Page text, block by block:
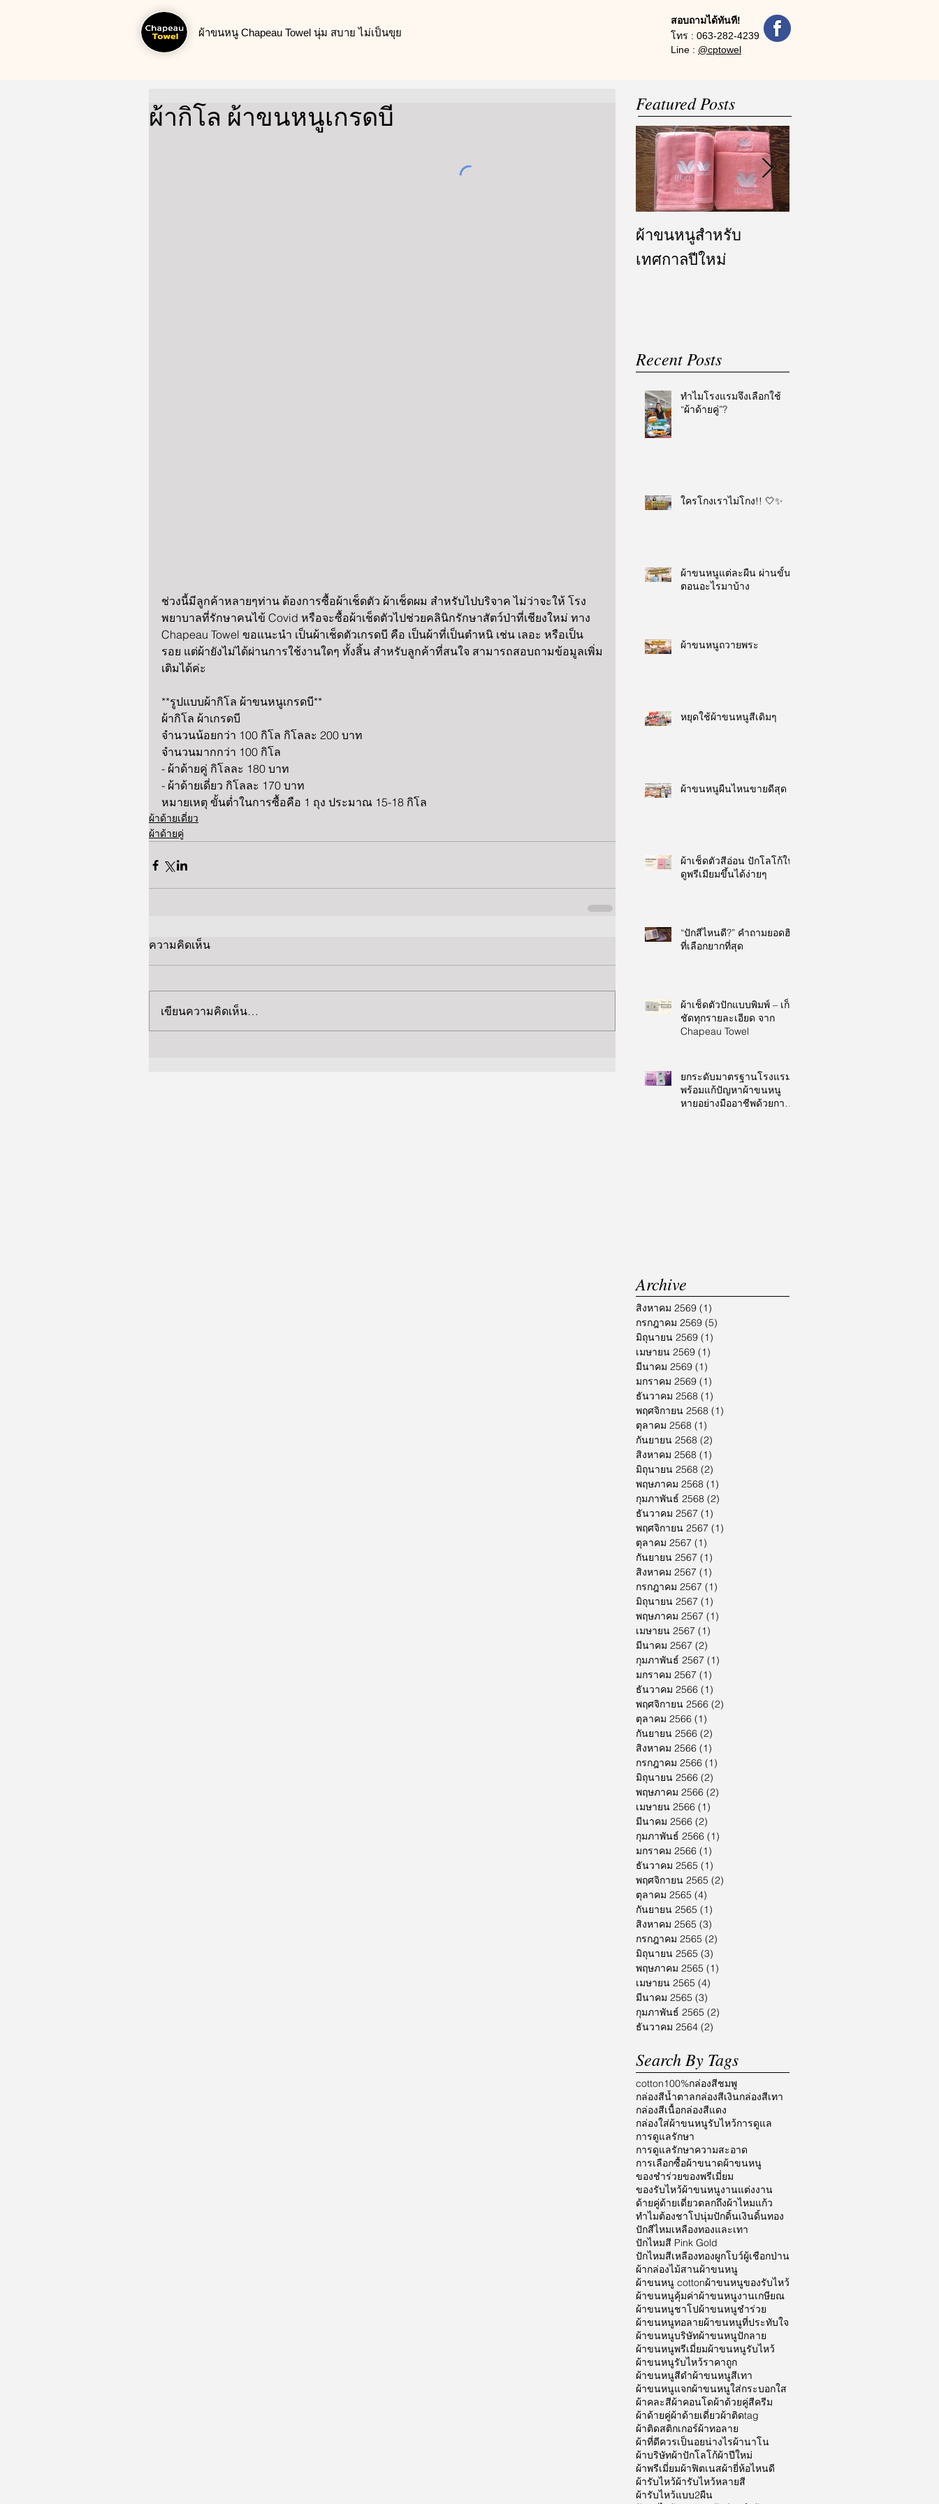
ผ้าขนหนู Chapeau Towel นุ่ม สบาย ไม่เป็นขุย
สอบถามได้ทันที!
โทร : 063-282-4239
Line : @cptowel
ผ้ากิโล ผ้าขนหนูเกรดบี
ช่วงนี้มีลูกค้าหลายๆท่าน ต้องการซื้อผ้าเช็ดตัว ผ้าเช็ดผม สำหรับไปบริจาค ไม่ว่าจะให้ โรง
พยาบาลที่รักษาคนไข้ Covid หรือจะซื้อผ้าเช็ดตัวไปช่วยคลินิกรักษาสัตว์ป่าที่เชียงใหม่ ทาง
Chapeau Towel ขอแนะนำ เป็นผ้าเช็ดตัวเกรดบี คือ เป็นผ้าที่เป็นตำหนิ เช่น เลอะ หรือเป็น
รอย แต่ผ้ายังไม่ได้ผ่านการใช้งานใดๆ ทั้งสิ้น สำหรับลูกค้าที่สนใจ สามารถสอบถามข้อมูลเพิ่ม
เติมได้ค่ะ
**รูปแบบผ้ากิโล ผ้าขนหนูเกรดบี**
ผ้ากิโล ผ้าเกรดบี
จำนวนน้อยกว่า 100 กิโล กิโลละ 200 บาท
จำนวนมากกว่า 100 กิโล
- ผ้าด้ายคู่ กิโลละ 180 บาท
- ผ้าด้ายเดี่ยว กิโลละ 170 บาท
หมายเหตุ ขั้นต่ำในการซื้อคือ 1 ถุง ประมาณ 15-18 กิโล
ผ้าด้ายเดี่ยว
ผ้าด้ายคู่
ความคิดเห็น
เขียนความคิดเห็น…
Featured Posts
ผ้าขนหนูสำหรับ
เทศกาลปีใหม่
Recent Posts
ทำไมโรงแรมจึงเลือกใช้
“ผ้าด้ายคู่”?
ใครโกงเราไม่โกง!! 🤍✨
ผ้าขนหนูแต่ละผืน ผ่านขั้น
ตอนอะไรมาบ้าง
ผ้าขนหนูถวายพระ
หยุดใช้ผ้าขนหนูสีเดิมๆ
ผ้าขนหนูผืนไหนขายดีสุด
ผ้าเช็ดตัวสีอ่อน ปักโลโก้ให้
ดูพรีเมียมขึ้นได้ง่ายๆ
“ปักสีไหนดี?” คำถามยอดฮิต
ที่เลือกยากที่สุด
ผ้าเช็ดตัวปักแบบพิมพ์ – เก็บ
ชัดทุกรายละเอียด จาก
Chapeau Towel
ยกระดับมาตรฐานโรงแรม
พร้อมแก้ปัญหาผ้าขนหนู
หายอย่างมืออาชีพด้วยการ
Archive
สิงหาคม 2569 (1)
กรกฎาคม 2569 (5)
มิถุนายน 2569 (1)
เมษายน 2569 (1)
มีนาคม 2569 (1)
มกราคม 2569 (1)
ธันวาคม 2568 (1)
พฤศจิกายน 2568 (1)
ตุลาคม 2568 (1)
กันยายน 2568 (2)
สิงหาคม 2568 (1)
มิถุนายน 2568 (2)
พฤษภาคม 2568 (1)
กุมภาพันธ์ 2568 (2)
ธันวาคม 2567 (1)
พฤศจิกายน 2567 (1)
ตุลาคม 2567 (1)
กันยายน 2567 (1)
สิงหาคม 2567 (1)
กรกฎาคม 2567 (1)
มิถุนายน 2567 (1)
พฤษภาคม 2567 (1)
เมษายน 2567 (1)
มีนาคม 2567 (2)
กุมภาพันธ์ 2567 (1)
มกราคม 2567 (1)
ธันวาคม 2566 (1)
พฤศจิกายน 2566 (2)
ตุลาคม 2566 (1)
กันยายน 2566 (2)
สิงหาคม 2566 (1)
กรกฎาคม 2566 (1)
มิถุนายน 2566 (2)
พฤษภาคม 2566 (2)
เมษายน 2566 (1)
มีนาคม 2566 (2)
กุมภาพันธ์ 2566 (1)
มกราคม 2566 (1)
ธันวาคม 2565 (1)
พฤศจิกายน 2565 (2)
ตุลาคม 2565 (4)
กันยายน 2565 (1)
สิงหาคม 2565 (3)
กรกฎาคม 2565 (2)
มิถุนายน 2565 (3)
พฤษภาคม 2565 (1)
เมษายน 2565 (4)
มีนาคม 2565 (3)
กุมภาพันธ์ 2565 (2)
ธันวาคม 2564 (2)
Search By Tags
cotton100%กล่องสีชมพู
กล่องสีน้ำตาลกล่องสีเงินกล่องสีเทา
กล่องสีเนื้อกล่องสีแดง
กล่องใส่ผ้าขนหนูรับไหว้การดูแล
การดูแลรักษา
การดูแลรักษาความสะอาด
การเลือกซื้อผ้าขนาดผ้าขนหนู
ของชำร่วยของพรีเมี่ยม
ของรับไหว้ผ้าขนหนูงานแต่งงาน
ด้ายคู่ด้ายเดี่ยวตลกถึงผ้าไหมแก้ว
ทำไมต้องชาโปนุ่มปักดิ้นเงินดิ้นทอง
ปักสีไหมเหลืองทองและเทา
ปักไหมสี Pink Gold
ปักไหมสีเหลืองทองผูกโบว์ผู้เชือกป่าน
ผ้ากล่องไม้สานผ้าขนหนู
ผ้าขนหนู cottonผ้าขนหนูของรับไหว้
ผ้าขนหนูคุ้มค่าผ้าขนหนูงานเกษียณ
ผ้าขนหนูชาโปผ้าขนหนูชำร่วย
ผ้าขนหนูทอลายผ้าขนหนูที่ประทับใจ
ผ้าขนหนูบริษัทผ้าขนหนูปักลาย
ผ้าขนหนูพรีเมี่ยมผ้าขนหนูรับไหว้
ผ้าขนหนูรับไหว้ราคาถูก
ผ้าขนหนูสีดำผ้าขนหนูสีเทา
ผ้าขนหนูแจกผ้าขนหนูใส่กระบอกใส
ผ้าคละสีผ้าคอนโดผ้าด้วยคู่สีครีม
ผ้าด้ายคู่ผ้าด้ายเดี่ยวผ้าติดtag
ผ้าติดสติกเกอร์ผ้าทอลาย
ผ้าที่ดีควรเป็นอยน่างไรผ้านาโน
ผ้าบริษัทผ้าปักโลโก้ผ้าปีใหม่
ผ้าพรีเมี่ยมผ้าฟิตเนสผ้ายี่ห้อไหนดี
ผ้ารับไหว้ผ้ารับไหว้หลายสี
ผ้ารับไหว้แบบ2ผืน